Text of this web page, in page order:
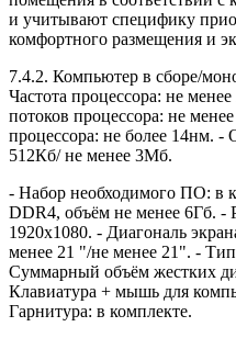
и учитывают специфику
комфортного размещения и
7.4.2. Компьютер в сборе/
Частота процессора: не
потоков процессора: не
процессора: не более 14нм.
512Кб/ не менее 3Мб.
- Набор необходимого ПО: в
DDR4, объём не менее 6Гб. -
1920x1080. - Диагональ
менее 21 "/не менее 21". -
Суммарный объём жестких
Клавиатура + мышь для
Гарнитура: в комплекте.